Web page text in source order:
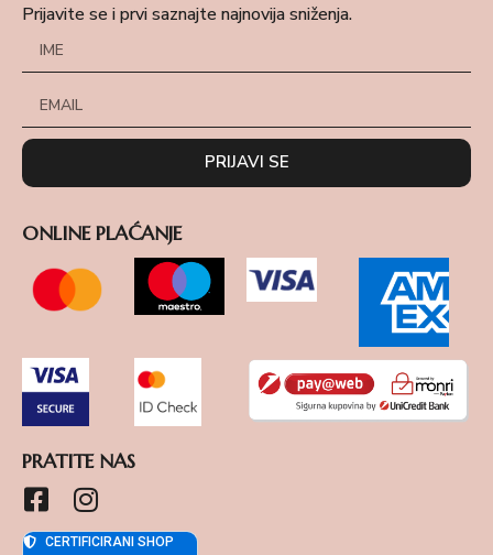
Prijavite se i prvi saznajte najnovija sniženja.
PRIJAVI SE
ONLINE PLAĆANJE
PRATITE NAS